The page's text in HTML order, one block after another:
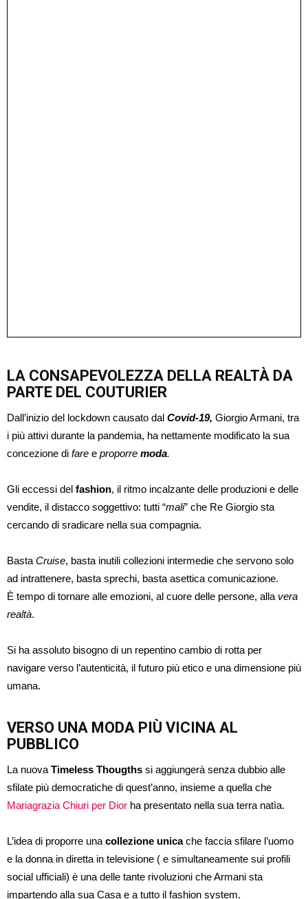
LA CONSAPEVOLEZZA DELLA REALTÀ DA
PARTE DEL COUTURIER
Dall’inizio del lockdown causato dal Covid-19, Giorgio Armani, tra
i più attivi durante la pandemia, ha nettamente modificato la sua
concezione di fare e proporre moda.
Gli eccessi del fashion, il ritmo incalzante delle produzioni e delle
vendite, il distacco soggettivo: tutti “mali” che Re Giorgio sta
cercando di sradicare nella sua compagnia.
Basta Cruise, basta inutili collezioni intermedie che servono solo
ad intrattenere, basta sprechi, basta asettica comunicazione.
È tempo di tornare alle emozioni, al cuore delle persone, alla vera
realtà.
Si ha assoluto bisogno di un repentino cambio di rotta per
navigare verso l’autenticità, il futuro più etico e una dimensione più
umana.
VERSO UNA MODA PIÙ VICINA AL
PUBBLICO
La nuova Timeless Thougths si aggiungerà senza dubbio alle
sfilate più democratiche di quest’anno, insieme a quella che
Mariagrazia Chiuri per Dior ha presentato nella sua terra natìa.
L’idea di proporre una collezione unicache faccia sfilare l’uomo
e la donna in diretta in televisione ( e simultaneamente sui profili
social ufficiali) è una delle tante rivoluzioni che Armani sta
impartendo alla sua Casa e a tutto il fashion system.